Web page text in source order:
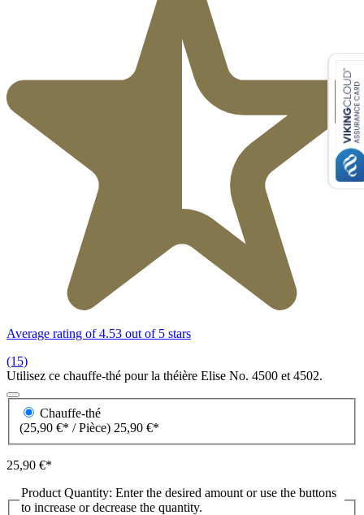
Average rating of 4.53 out of 5 stars
(15)
Utilisez ce chauffe-thé pour la théière Elise No. 4500 et 4502.
Chauffe-thé
(25,90 €* / Pièce) 25,90 €*
25,90 €*
Product Quantity: Enter the desired amount or use the buttons
to increase or decrease the quantity.